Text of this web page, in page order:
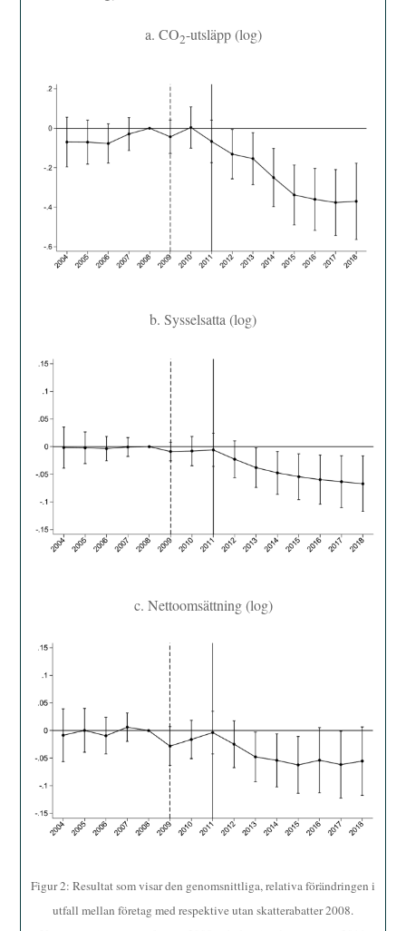
a. CO2-utsläpp (log)
b. Sysselsatta (log)
c. Nettoomsättning (log)
Figur 2: Resultat som visar den genomsnittliga, relativa förändringen i
utfall mellan företag med respektive utan skatterabatter 2008.